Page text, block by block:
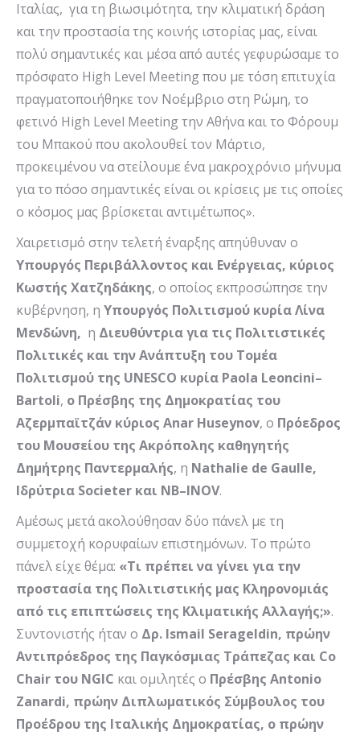
Ιταλίας, για τη βιωσιμότητα, την κλιματική δράση
και την προστασία της κοινής ιστορίας μας, είναι
πολύ σημαντικές και μέσα από αυτές γεφυρώσαμε το
πρόσφατο High Level Meeting που με τόση επιτυχία
πραγματοποιήθηκε τον Νοέμβριο στη Ρώμη, το
φετινό High Level Meeting την Αθήνα και το Φόρουμ
του Μπακού που ακολουθεί τον Μάρτιο,
προκειμένου να στείλουμε ένα μακροχρόνιο μήνυμα
για το πόσο σημαντικές είναι οι κρίσεις με τις οποίες
ο κόσμος μας βρίσκεται αντιμέτωπος».
Χαιρετισμό στην τελετή έναρξης απηύθυναν ο
Υπουργός Περιβάλλοντος και Ενέργειας, κύριος
Κωστής Χατζηδάκης, ο οποίος εκπροσώπησε την
κυβέρνηση, η Υπουργός Πολιτισμού κυρία Λίνα
Μενδώνη, η Διευθύντρια για τις Πολιτιστικές
Πολιτικές και την Ανάπτυξη του Τομέα
Πολιτισμού της UNESCO κυρία Paola Leoncini–
Bartoli, ο Πρέσβης της Δημοκρατίας του
Αζερμπαϊτζάν κύριος Anar Huseynov, o Πρόεδρος
του Μουσείου της Ακρόπολης καθηγητής
Δημήτρης Παντερμαλής, η Νathalie de Gaulle,
Ιδρύτρια Societer και NB–INOV.
Αμέσως μετά ακολούθησαν δύο πάνελ με τη
συμμετοχή κορυφαίων επιστημόνων. To πρώτο
πάνελ είχε θέμα: «Τι πρέπει να γίνει για την
προστασία της Πολιτιστικής μας Κληρονομιάς
από τις επιπτώσεις της Κλιματικής Αλλαγής;».
Συντονιστής ήταν ο Δρ. Ismail Serageldin, πρώην
Αντιπρόεδρος της Παγκόσμιας Τράπεζας και Co
Chair του NGIC και ομιλητές ο Πρέσβης Antonio
Zanardi, πρώην Διπλωματικός Σύμβουλος του
Προέδρου της Ιταλικής Δημοκρατίας, ο πρώην